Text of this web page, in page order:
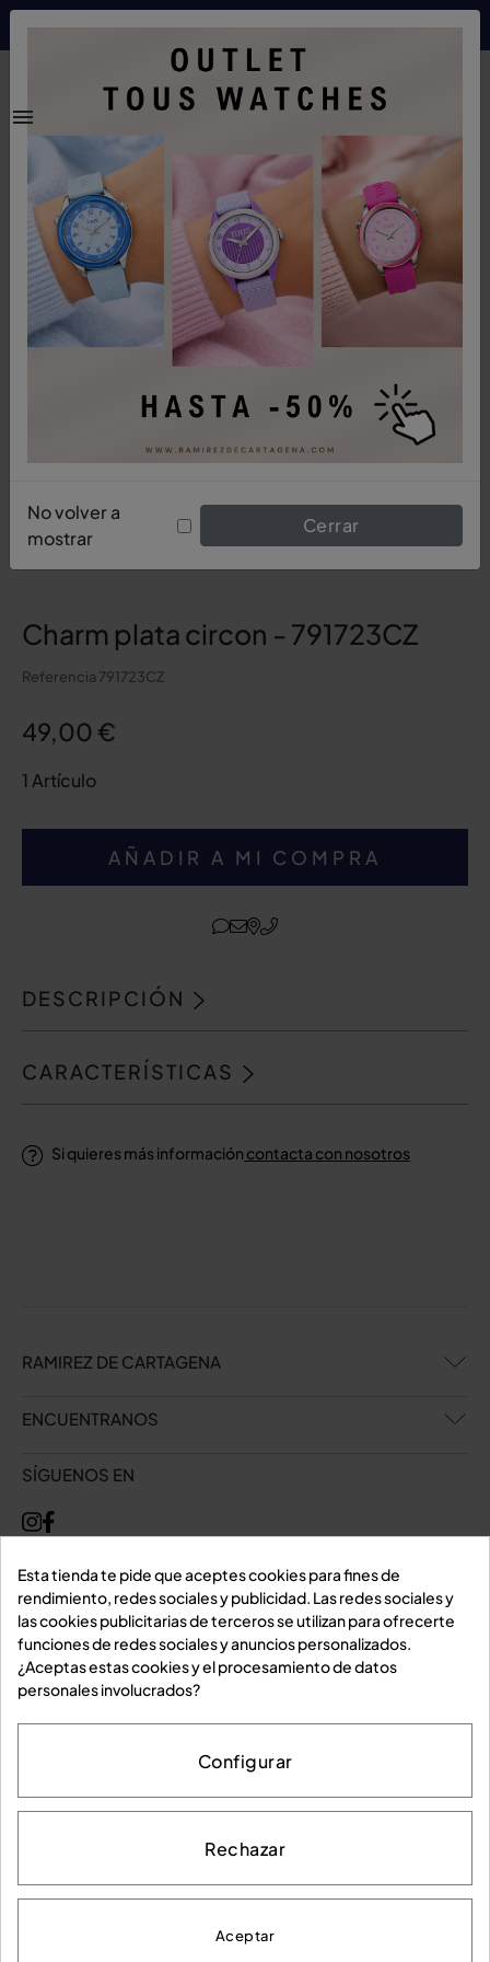
Envíos gratis a partir de 70€ a españa peninsular
Inicio Joyeria Charm plata circon - 791723CZ
Charm plata circon - 791723CZ
Referencia 791723CZ
49,00 €
1 Artículo
AÑADIR A MI COMPRA
DESCRIPCIÓN
CARACTERÍSTICAS
Si quieres más información contacta con nosotros
RAMIREZ DE CARTAGENA
ENCUENTRANOS
SÍGUENOS EN
Política de privacidad
Política de cookies Condiciones de compra
No volver a
mostrar
Cerrar
Esta tienda te pide que aceptes cookies para fines de
rendimiento, redes sociales y publicidad. Las redes sociales y
las cookies publicitarias de terceros se utilizan para ofrecerte
funciones de redes sociales y anuncios personalizados.
¿Aceptas estas cookies y el procesamiento de datos
personales involucrados?
Configurar
Rechazar
Aceptar